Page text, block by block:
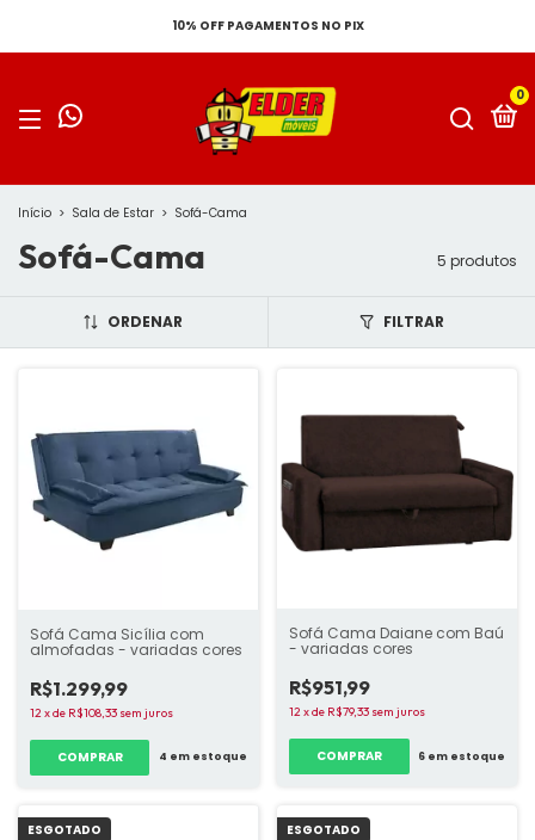
10% OFF PAGAMENTOS NO PIX
0
Início > Sala de Estar > Sofá-Cama
Sofá-Cama 5 produtos
ORDENAR FILTRAR
Sofá Cama Sicília com
almofadas - variadas cores
R$1.299,99
12 xde R$108,33 sem juros
COMPRAR 4 em estoque
Sofá Cama Daiane com Baú
- variadas cores
R$951,99
12xde R$79,33 sem juros
COMPRAR 6 em estoque
ESGOTADO ESGOTADO